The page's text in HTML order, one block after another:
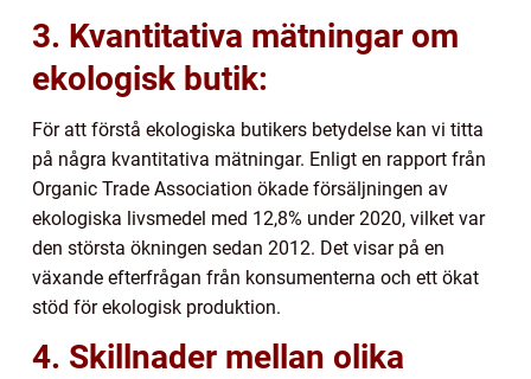
3. Kvantitativa mätningar om
ekologisk butik:
För att förstå ekologiska butikers betydelse kan vi titta
på några kvantitativa mätningar. Enligt en rapport från
Organic Trade Association ökade försäljningen av
ekologiska livsmedel med 12,8% under 2020, vilket var
den största ökningen sedan 2012. Det visar på en
växande efterfrågan från konsumenterna och ett ökat
stöd för ekologisk produktion.
4. Skillnader mellan olika